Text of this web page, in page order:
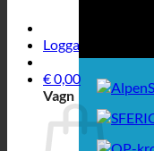
Logga in /
€0,00
Vagn